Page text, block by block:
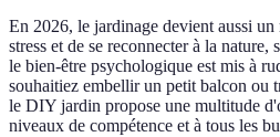
En 2026, le jardinage devient aussi
stress et de se reconnecter à la nature,
le bien-être psychologique est mis à
souhaitiez embellir un petit balcon ou
le DIY jardin propose une multitude
niveaux de compétence et à tous les